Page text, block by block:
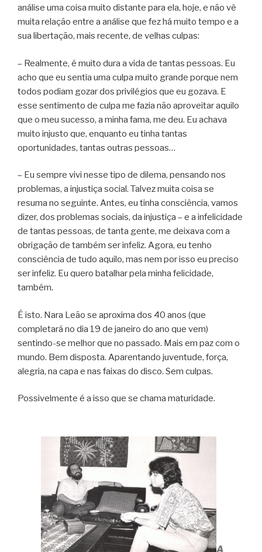
análise uma coisa muito distante para ela, hoje, e não vê
muita relação entre a análise que fez há muito tempo e a
sua libertação, mais recente, de velhas culpas:
– Realmente, é muito dura a vida de tantas pessoas. Eu
acho que eu sentia uma culpa muito grande porque nem
todos podiam gozar dos privilégios que eu gozava. E
esse sentimento de culpa me fazia não aproveitar aquilo
que o meu sucesso, a minha fama, me deu. Eu achava
muito injusto que, enquanto eu tinha tantas
oportunidades, tantas outras pessoas…
– Eu sempre vivi nesse tipo de dilema, pensando nos
problemas, a injustiça social. Talvez muita coisa se
resuma no seguinte. Antes, eu tinha consciência, vamos
dizer, dos problemas sociais, da injustiça – e a infelicidade
de tantas pessoas, de tanta gente, me deixava com a
obrigação de também ser infeliz. Agora, eu tenho
consciência de tudo aquilo, mas nem por isso eu preciso
ser infeliz. Eu quero batalhar pela minha felicidade,
também.
É isto. Nara Leão se aproxima dos 40 anos (que
completará no dia 19 de janeiro do ano que vem)
sentindo-se melhor que no passado. Mais em paz com o
mundo. Bem disposta. Aparentando juventude, força,
alegria, na capa e nas faixas do disco. Sem culpas.
Possivelmente é a isso que se chama maturidade.
A